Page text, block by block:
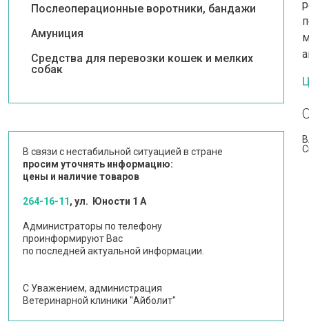
Послеоперационные воротники, бандажи
Амуниция
Средства для перевозки кошек и мелких
собак
В связи с нестабильной ситуацией в стране
просим уточнять информацию:
цены и наличие товаров
264-16-11, ул. Юности 1 А
Администраторы по телефону
проинформируют Вас
по последней актуальной информации.
С Уважением, администрация
Ветеринарной клиники "Айболит"